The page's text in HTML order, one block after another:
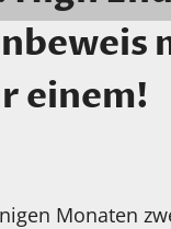
einem!
Monaten